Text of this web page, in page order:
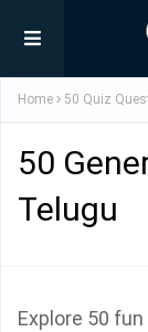
Home 50 Quiz
50
Telugu
Explore 50